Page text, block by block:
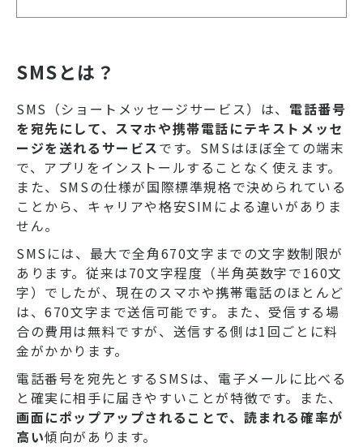
SMSとは？
SMS（ショートメッセージサービス）は、 電話番号
を宛先にして、スマホや携帯電話にテキストメッセ
ージを送れるサービスです。SMSはほぼ全ての端末
で、アプリをインストールすることなく使えます。
また、SMSの仕様が国際標準規格で決められている
ことから、キャリアや格安SIMによる違いがありま
せん。
SMSには、最大で全角670文字までの文字数制限が
あります。従来は70文字程度（半角英数字で160文
字）でしたが、現在のスマホや携帯電話のほとんど
は、670文字まで送信可能です。また、受信する場
合の費用は無料ですが、送信する側は1回ごとに料
金がかかります。
電話番号を宛先とするSMSは、電子メールに比べる
と確実に相手に届きやすいことが特徴です。また、
画面にポップアップされることで、読まれる確率が
高い傾向があります。